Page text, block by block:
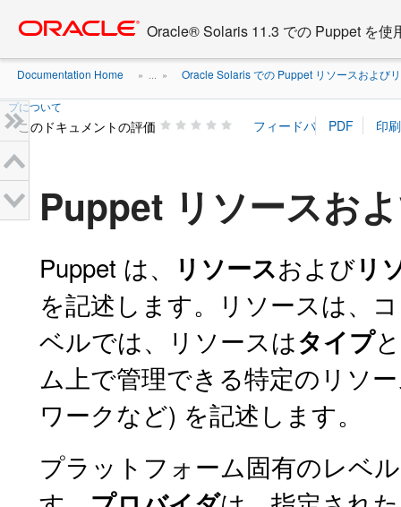
content
Oracle® Solaris 11.3 での Puppet を使
Documentation Home » ... » Oracle Solaris での Puppet リソースおよび
プについて
このドキュメントの評価
Puppet リソースお
Puppet は、 リソースおよびリ
を記述します。リソースは、
ベルでは、リソースはタイプ
ム上で管理できる特定のリソ
ワークなど) を記述します。
プラットフォーム固有のレベ